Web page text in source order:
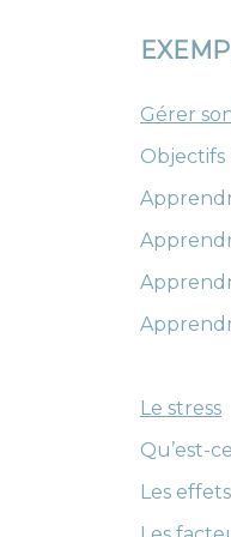
Gérer
Objectifs :
Le stress
Qu’est-
Les